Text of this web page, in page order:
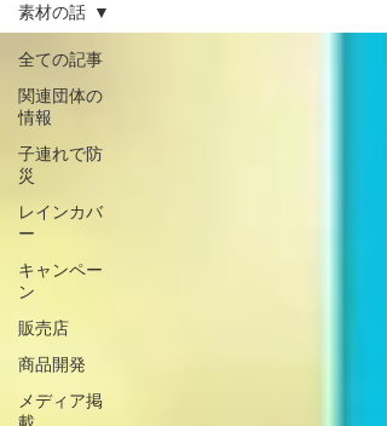
全ての記事
関連団体の
情報
子連れで防
災
レインカバ
ー
キャンペー
ン
販売店
商品開発
メディア掲
素材の話